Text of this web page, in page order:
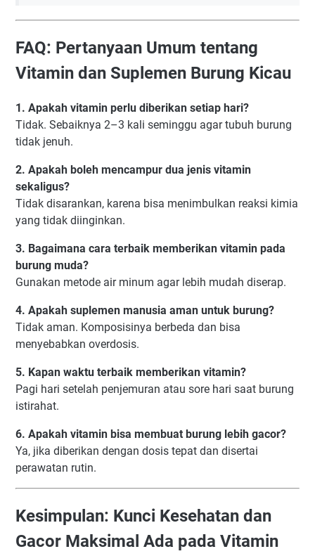
FAQ: Pertanyaan Umum tentang
Vitamin dan Suplemen Burung Kicau
1. Apakah vitamin perlu diberikan setiap hari?
Tidak. Sebaiknya 2–3 kali seminggu agar tubuh burung
tidak jenuh.
2. Apakah boleh mencampur dua jenis vitamin
sekaligus?
Tidak disarankan, karena bisa menimbulkan reaksi kimia
yang tidak diinginkan.
3. Bagaimana cara terbaik memberikan vitamin pada
burung muda?
Gunakan metode air minum agar lebih mudah diserap.
4. Apakah suplemen manusia aman untuk burung?
Tidak aman. Komposisinya berbeda dan bisa
menyebabkan overdosis.
5. Kapan waktu terbaik memberikan vitamin?
Pagi hari setelah penjemuran atau sore hari saat burung
istirahat.
6. Apakah vitamin bisa membuat burung lebih gacor?
Ya, jika diberikan dengan dosis tepat dan disertai
perawatan rutin.
Kesimpulan: Kunci Kesehatan dan
Gacor Maksimal Ada pada Vitamin